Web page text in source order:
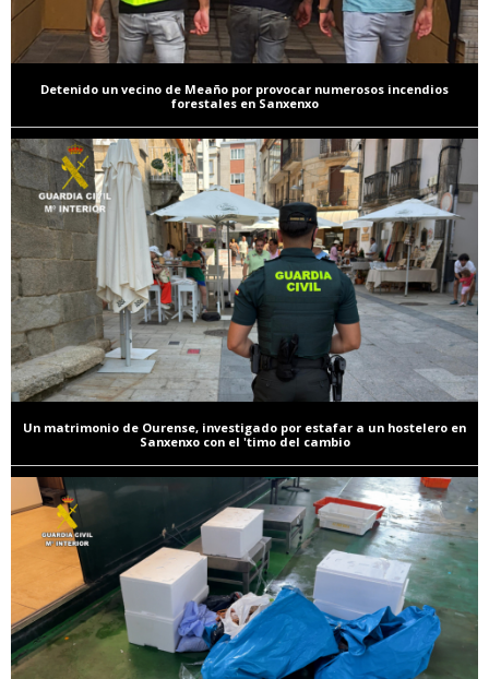
Detenido un vecino de Meaño por provocar numerosos incendios
forestales en Sanxenxo
Un matrimonio de Ourense, investigado por estafar a un hostelero en
Sanxenxo con el 'timo del cambio